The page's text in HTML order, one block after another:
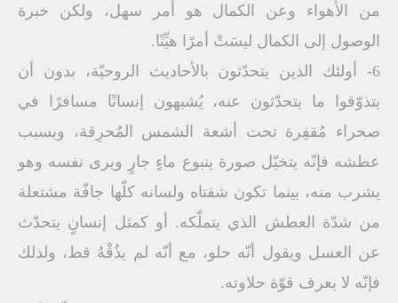
من الأهواء وعن الكمال هو أمر سهل، ولكن خبرة
الوصول إلى الكمال ليسَتْ أمرًا هيِّنًا.
6- أولئك الذين يتحدّثون بالأحاديث الروحيّة، بدون أن
يتذوّقوا ما يتحدّثون عنه، يُشبهون إنسانًا مسافرًا في
صحراء مُقفِرة تحت أشعة الشمس المُحرِقة، وبسبب
عطشه فإنّه يتخيّل صورة ينبوع ماءٍ جارٍ ويرى نفسه وهو
يشرب منه، بينما تكون شفتاه ولسانه كلّها جافّة مشتعلة
من شدّة العطش الذي يتملّكه. أو كمثل إنسانٍ يتحدّث
عن العسل ويقول أنّه حلو، مع أنّه لم يذُقْهُ قط، ولذلك
فإنّه لا يعرف قوّة حلاوته.